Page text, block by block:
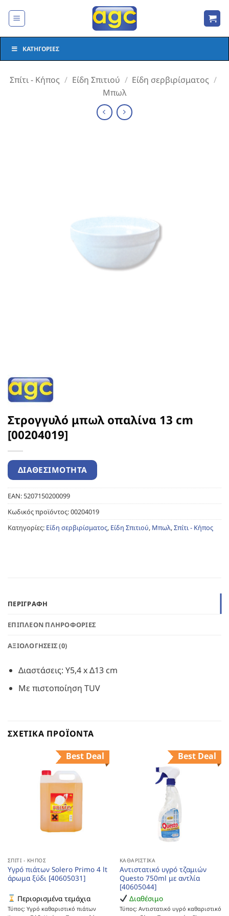
στο
ΚΑΤΗΓΟΡΊΕΣ
Σπίτι - Κήπος / Είδη Σπιτιού / Είδη σερβιρίσματος /
Μπωλ
Στρογγυλό μπωλ οπαλίνα 13 cm
[00204019]
EAN:5207150200099
Κωδικός προϊόντος:00204019
Κατηγορίες: Είδη σερβιρίσματος, Είδη Σπιτιού, Μπωλ,Σπίτι - Κήπος
ΠΕΡΙΓΡΑΦΉ
ΕΠΙΠΛΈΟΝ ΠΛΗΡΟΦΟΡΊΕΣ
ΑΞΙΟΛΟΓΉΣΕΙΣ (0)
Διαστάσεις: Υ5,4 x Δ13 cm
Με πιστοποίηση TUV
ΣΧΕΤΙΚΆ ΠΡΟΪΌΝΤΑ
Best Deal
ΣΠΊΤΙ - ΚΉΠΟΣ
Υγρό πιάτων Solero Primo 4 lt
άρωμα ξύδι [40605031]
Περιορισμένα τεμάχια
Τύπος: Υγρό καθαριστικό πιάτων
Best Deal
ΚΑΘΑΡΙΣΤΙΚΆ
Αντιστατικό υγρό τζαμιών
Questo 750ml με αντλία
[40605044]
Διαθέσιμο
Τύπος: Αντιστατικό υγρό καθαριστικό